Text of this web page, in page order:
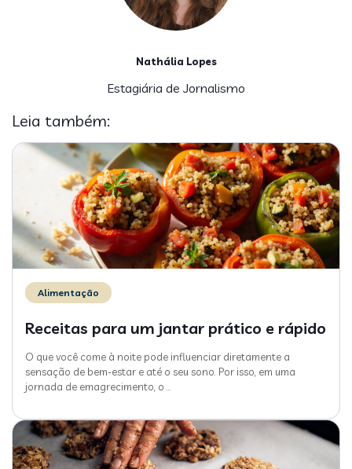
Nathália Lopes
Estagiária de Jornalismo
Leia também:
Alimentação
Receitas para um jantar prático e rápido
O que você come à noite pode influenciar diretamente a
sensação de bem-estar e até o seu sono. Por isso, em uma
jornada de emagrecimento, o